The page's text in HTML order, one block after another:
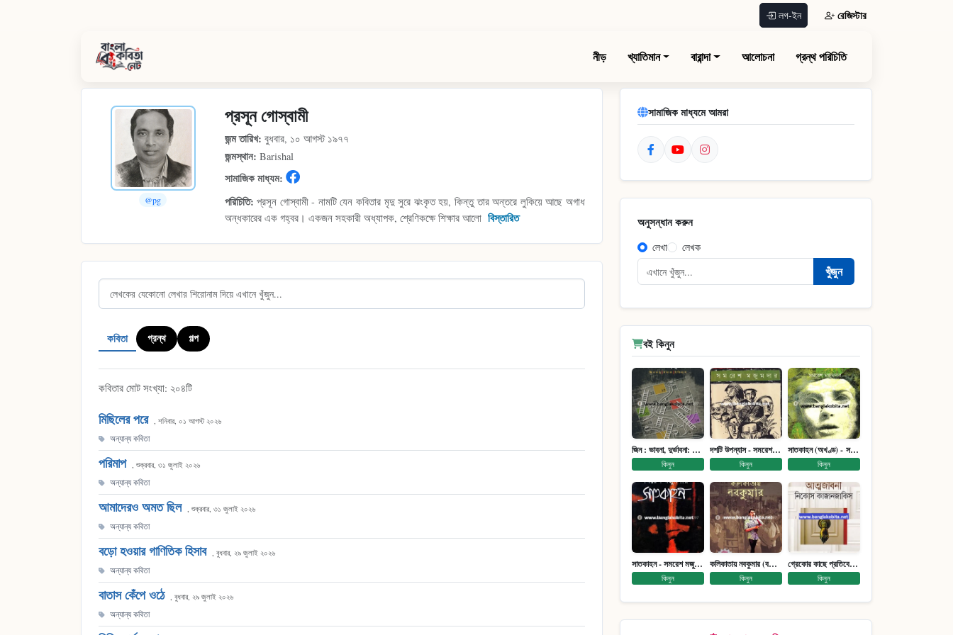
লগ-ইন রেজিস্টার
নীড় খ্যাতিমান বারান্দা আলোচনা গ্রন্থ পরিচিতি
@pg
প্রসূন গোস্বামী
জন্ম তারিখ: বুধবার, ১০ আগস্ট ১৯৭৭
জন্মস্থান: Barishal
সামাজিক মাধ্যম:
পরিচিতি: প্রসূন গোস্বামী - নামটি যেন কবিতার মৃদু সুরে ঝংকৃত হয়, কিন্তু তার অন্তরে লুকিয়ে আছে অগাধ
অন্ধকারের এক গহ্বর। একজন সহকারী অধ্যাপক, শ্রেণিকক্ষে শিক্ষার আলো
কবিতা গ্রন্থ গল্প
কবিতার মোট সংখ্যা: ২০৪টি
মিছিলের পরে , শনিবার, ০১ আগস্ট ২০২৬
অন্যান্য কবিতা
পরিমাপ , শুক্রবার, ৩১ জুলাই ২০২৬
অন্যান্য কবিতা
আমাদেরও অমত ছিল , শুক্রবার, ৩১ জুলাই ২০২৬
অন্যান্য কবিতা
বড়ো হওয়ার গাণিতিক হিসাব , বুধবার, ২৯ জুলাই ২০২৬
অন্যান্য কবিতা
বাতাস কেঁপে ওঠে , বুধবার, ২৯ জুলাই ২০২৬
অন্যান্য কবিতা
সামাজিক মাধ্যমে আমরা
অনুসন্ধান করুন
লেখা লেখক
খুঁজুন
বই কিনুন
জিন : ভাবনা, দুর্ভাবনা: জিনতত্ত্ব সমাজ ইতিহাস (পেপারব্যাক)
কিনুন
দশটি উপন্যাস - সমরেশ মজুমদার
কিনুন
সাতকাহন (অখণ্ড) - সমরেশ মজুমদার
কিনুন
সাতকাহন - সমরেশ মজুমদার
কিনুন
কলিকাতায় নবকুমার (বঙ্কিম পুরষ্কারে সম্মানিত)(মানবিক মেগা উপন্যাস)
কিনুন
গ্রেকোর কাছে প্রতিবেদন : আত্মজীবনী
কিনুন